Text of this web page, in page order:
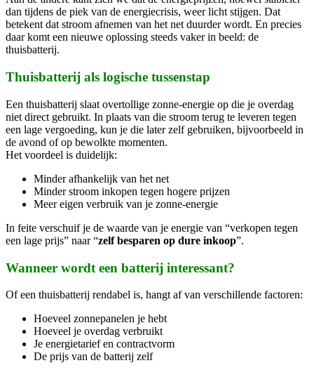
dan tijdens de piek van de energiecrisis, weer licht stijgen. Dat
betekent dat stroom afnemen van het net duurder wordt. En precies
daar komt een nieuwe oplossing steeds vaker in beeld: de
thuisbatterij.
Thuisbatterij als logische tussenstap
Een thuisbatterij slaat overtollige zonne-energie op die je overdag
niet direct gebruikt. In plaats van die stroom terug te leveren tegen
een lage vergoeding, kun je die later zelf gebruiken, bijvoorbeeld in
de avond of op bewolkte momenten.
Het voordeel is duidelijk:
Minder afhankelijk van het net
Minder stroom inkopen tegen hogere prijzen
Meer eigen verbruik van je zonne-energie
In feite verschuif je de waarde van je energie van “verkopen tegen
een lage prijs” naar “zelf besparen op dure inkoop”.
Wanneer wordt een batterij interessant?
Of een thuisbatterij rendabel is, hangt af van verschillende factoren:
Hoeveel zonnepanelen je hebt
Hoeveel je overdag verbruikt
Je energietarief en contractvorm
De prijs van de batterij zelf